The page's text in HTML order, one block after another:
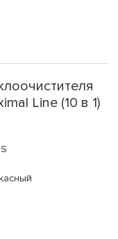
Line (10 в 1)